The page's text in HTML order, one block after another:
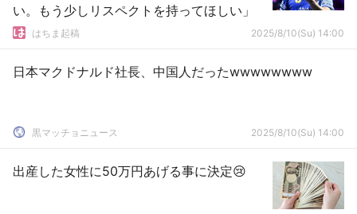
い。もう少しリスペクトを持ってほしい」
はちま起稿 2025/8/10(Su) 14:00
日本マクドナルド社長、中国人だったwwwwwwww
黒マッチョニュース 2025/8/10(Su) 14:00
出産した女性に50万円あげる事に決定😢